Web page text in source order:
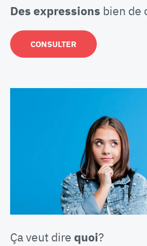
Des expressions bien de
CONSULTER
Ça veut dire quoi?